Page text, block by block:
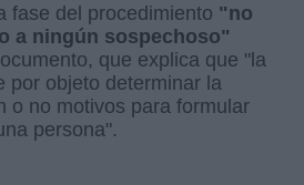
fase del procedimiento "no
a ningún sospechoso"
que explica que "la
por objeto determinar la
o no motivos para formular
persona".